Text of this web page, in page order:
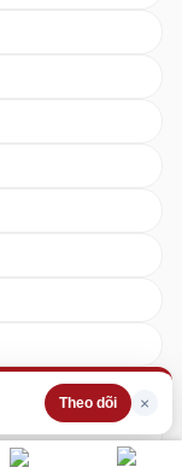
Theo dõi ×